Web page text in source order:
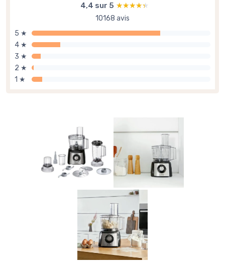
4,4 sur 5 ★★★★★
★★★★★
10168 avis
5 ★
4 ★
3 ★
2 ★
1 ★